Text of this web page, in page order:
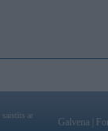
saistīts ar
Galvena